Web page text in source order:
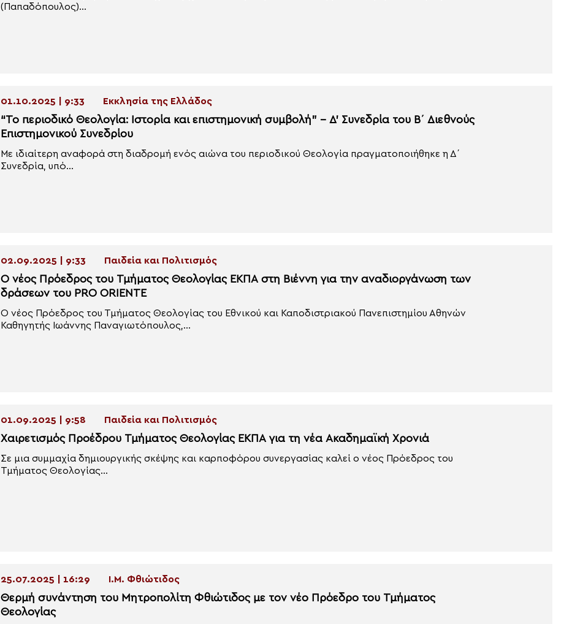
(Παπαδόπουλος)...
01.10.2025 | 9:33 Εκκλησία της Ελλάδος
“Το περιοδικό Θεολογία: Ιστορία και επιστημονική συμβολή” – Δ’ Συνεδρία του Β΄ Διεθνούς
Επιστημονικού Συνεδρίου
Με ιδιαίτερη αναφορά στη διαδρομή ενός αιώνα του περιοδικού Θεολογία πραγματοποιήθηκε η Δ΄
Συνεδρία, υπό...
02.09.2025 | 9:33 Παιδεία και Πολιτισμός
Ο νέος Πρόεδρος του Τμήματος Θεολογίας ΕΚΠΑ στη Βιέννη για την αναδιοργάνωση των
δράσεων του PRO ORIENTE
Ο νέος Πρόεδρος του Τμήματος Θεολογίας του Εθνικού και Καποδιστριακού Πανεπιστημίου Αθηνών
Καθηγητής Ιωάννης Παναγιωτόπουλος,...
01.09.2025 | 9:58 Παιδεία και Πολιτισμός
Χαιρετισμός Προέδρου Τμήματος Θεολογίας ΕΚΠΑ για τη νέα Ακαδημαϊκή Χρονιά
Σε μια συμμαχία δημιουργικής σκέψης και καρποφόρου συνεργασίας καλεί ο νέος Πρόεδρος του
Τμήματος Θεολογίας...
25.07.2025 | 16:29 Ι.Μ. Φθιώτιδος
Θερμή συνάντηση του Μητροπολίτη Φθιώτιδος με τον νέο Πρόεδρο του Τμήματος
Θεολογίας